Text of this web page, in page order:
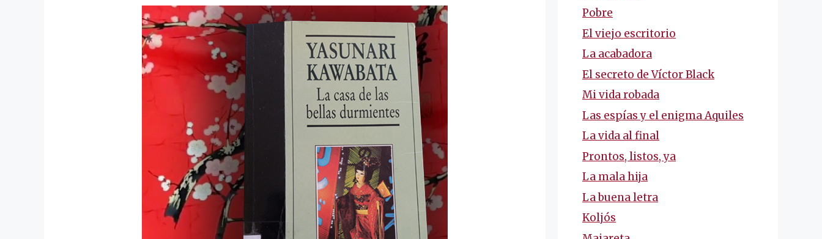
Pobre
El viejo escritorio
La acabadora
El secreto de Víctor Black
Mi vida robada
Las espías y el enigma Aquiles
La vida al final
Prontos, listos, ya
La mala hija
La buena letra
Koljós